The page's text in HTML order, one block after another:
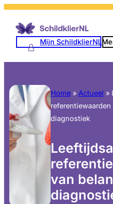
Mijn SchildklierNL
Home» Actueel »
diagnostiek
van